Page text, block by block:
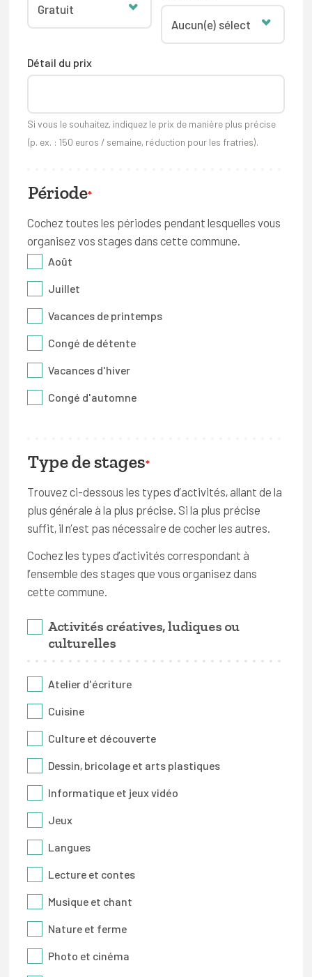
Détail du prix
Si vous le souhaitez, indiquez le prix de manière plus précise
(p. ex. : 150 euros / semaine, réduction pour les fratries).
Période*
Cochez toutes les périodes pendant lesquelles vous
organisez vos stages dans cette commune.
Août
Juillet
Vacances de printemps
Congé de détente
Vacances d'hiver
Congé d'automne
Type de stages*
Trouvez ci-dessous les types d’activités, allant de la
plus générale à la plus précise. Si la plus précise
suffit, il n’est pas nécessaire de cocher les autres.
Cochez les types d’activités correspondant à
l’ensemble des stages que vous organisez dans
cette commune.
Activités créatives, ludiques ou
culturelles
Atelier d'écriture
Cuisine
Culture et découverte
Dessin, bricolage et arts plastiques
Informatique et jeux vidéo
Jeux
Langues
Lecture et contes
Musique et chant
Nature et ferme
Photo et cinéma